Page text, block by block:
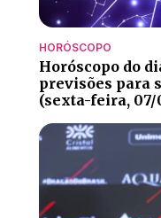
HORÓSCOPO
Horóscopo do
previsões para
(sexta-feira, 07/